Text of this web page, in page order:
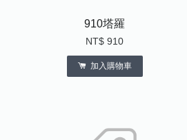
910塔羅
NT$ 910
加入購物車